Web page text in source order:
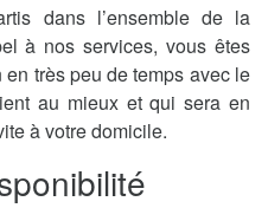
dans l’ensemble de la
à nos services, vous êtes
très peu de temps avec le
au mieux et qui sera en
à votre domicile.